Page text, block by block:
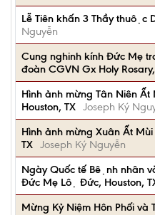
Lễ Tiên khấn 3 Thầy thuộc
Nguyễn
Cung nghinh kính Đức Mẹ
đoàn CGVN Gx Holy
Hình ảnh mừng Tân Niên Ất
Houston, TX Joseph Ký
Hình ảnh mừng Xuân Ất
TX Joseph Ký Nguyễn
Ngày Quốc tế Bệnh nhân
Đức Mẹ Lộ Đức, Houston,
Mừng Kỷ Niệm Hôn Phối